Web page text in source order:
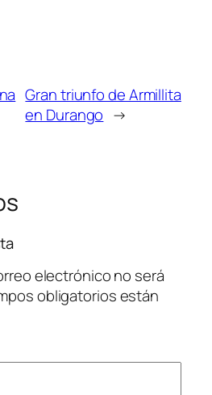
Gran triunfo de Armillita
en Durango →
electrónico no será
obligatorios están